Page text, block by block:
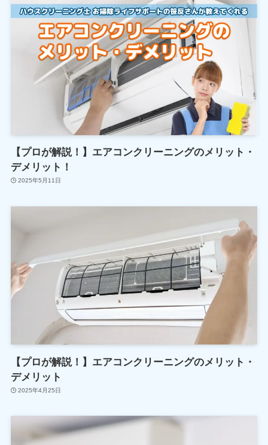
【プロが解説！】エアコンクリーニングのメリット・
デメリット！
2025年5月11日
【プロが解説！】エアコンクリーニングのメリット・
デメリット
2025年4月25日